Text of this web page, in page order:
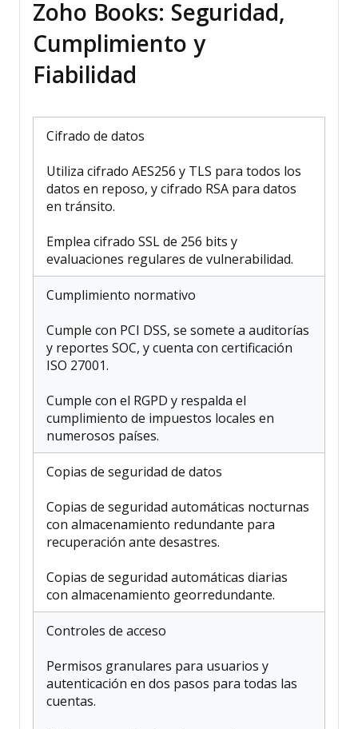
Zoho Books: Seguridad,
Cumplimiento y
Fiabilidad
Cifrado de datos
Utiliza cifrado AES256 y TLS para todos los
datos en reposo, y cifrado RSA para datos
en tránsito.
Emplea cifrado SSL de 256 bits y
evaluaciones regulares de vulnerabilidad.
Cumplimiento normativo
Cumple con PCI DSS, se somete a auditorías
y reportes SOC, y cuenta con certificación
ISO 27001.
Cumple con el RGPD y respalda el
cumplimiento de impuestos locales en
numerosos países.
Copias de seguridad de datos
Copias de seguridad automáticas nocturnas
con almacenamiento redundante para
recuperación ante desastres.
Copias de seguridad automáticas diarias
con almacenamiento georredundante.
Controles de acceso
Permisos granulares para usuarios y
autenticación en dos pasos para todas las
cuentas.